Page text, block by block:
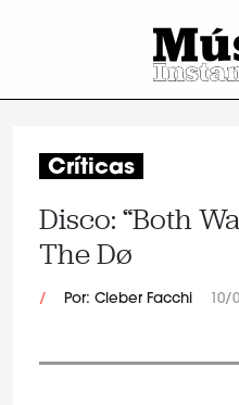
Críticas
Disco: “Both
The Dø
/ Por: Cleber Facchi 10/